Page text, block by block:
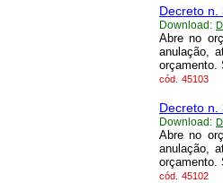
Decreto n.
Download:
Abre no
anulação,
orçamento.
cód. 45103
Decreto n.
Download:
Abre no
anulação,
orçamento.
cód. 45102